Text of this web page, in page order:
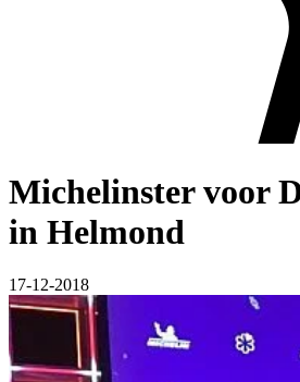
Michelinster voor
in Helmond
17-12-2018